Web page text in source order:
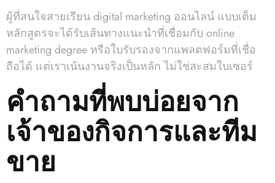
ผู้ที่สนใจสายเรียน digital marketing ออนไลน์ แบบเต็ม
หลักสูตรจะได้รับเส้นทางแนะนำที่เชื่อมกับ online
marketing degree หรือใบรับรองจากแพลตฟอร์มที่เชื่อ
ถือได้ แต่เราเน้นงานจริงเป็นหลัก ไม่ใช่สะสมใบเซอร์
คำถามที่พบบ่อยจาก
เจ้าของกิจการและทีม
ขาย